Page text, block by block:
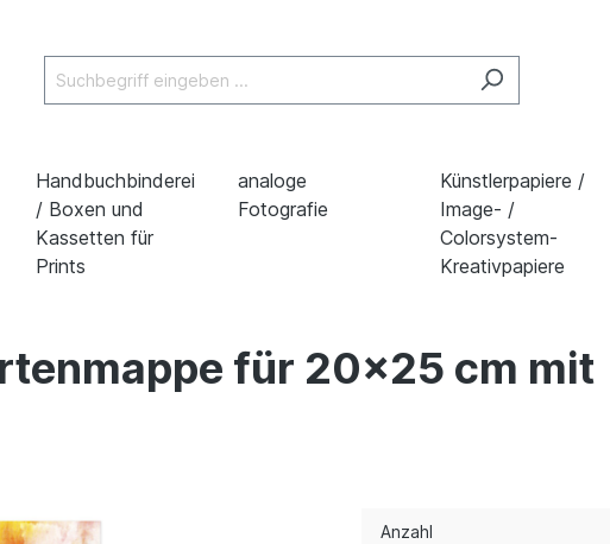
Handbuchbinderei
/ Boxen und
Kassetten für
Prints
analoge
Fotografie
Künstlerpapiere /
Image- /
Colorsystem-
Kreativpapiere
für 20x25 cm mit
Anzahl